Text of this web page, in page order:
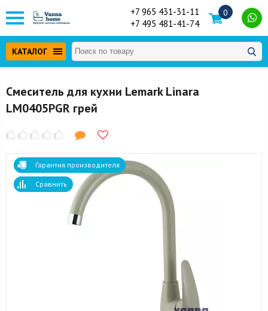
+7 965 431-31-11
+7 495 481-41-74
0
КАТАЛОГ
Смеситель для кухни Lemark Linara
LM0405PGR грей
Гарантия производителя
Сравнить